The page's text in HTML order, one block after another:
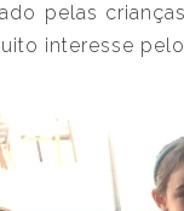
pelas
interesse